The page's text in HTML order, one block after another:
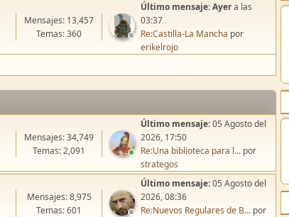
Mensajes: 13,457
Temas: 360
Último mensaje:Ayera las
03:37
Re:Castilla-La Mancha por
erikelrojo
Mensajes: 34,749
Temas: 2,091
Último mensaje:05 Agosto del
2026, 17:50
Re:Una biblioteca para l... por
strategos
Mensajes: 8,975
Temas: 601
Último mensaje:05 Agosto del
2026, 08:36
Re:Nuevos Regulares de B... por